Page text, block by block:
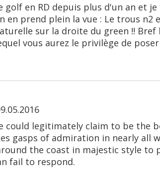
golf en RD depuis plus d'un an et
en prend plein la vue : Le trous
sur la droite du green !!
vous aurez le privilège de
could legitimately claim to be the
gasps of admiration in nearly all
the coast in majestic style
fail to respond.